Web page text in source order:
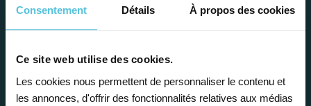
Consentement Détails À propos des cookies
Ce site web utilise des cookies.
Les cookies nous permettent de personnaliser le contenu et
les annonces, d'offrir des fonctionnalités relatives aux médias
Enseignez près de chez vous, selon